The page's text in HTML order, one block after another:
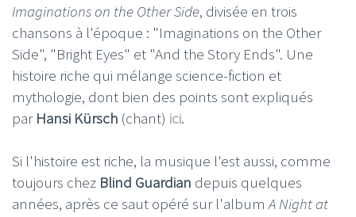
Imaginations on the Other Side, divisée en trois
chansons à l'époque : "Imaginations on the Other
Side", "Bright Eyes" et "And the Story Ends". Une
histoire riche qui mélange science-fiction et
mythologie, dont bien des points sont expliqués
par Hansi Kürsch (chant) ici.
Si l'histoire est riche, la musique l'est aussi, comme
toujours chez Blind Guardian depuis quelques
années, après ce saut opéré sur l'albumA Night at